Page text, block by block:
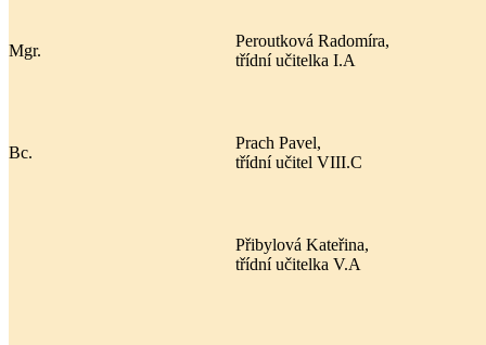
Mgr.
Peroutková Radomíra,
třídní učitelka I.A
Bc.
Prach Pavel,
třídní učitel VIII.C
Přibylová Kateřina,
třídní učitelka V.A